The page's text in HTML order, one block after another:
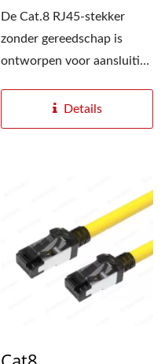
De Cat.8 RJ45-stekker
zonder gereedschap is
ontworpen voor aansluiting
Details